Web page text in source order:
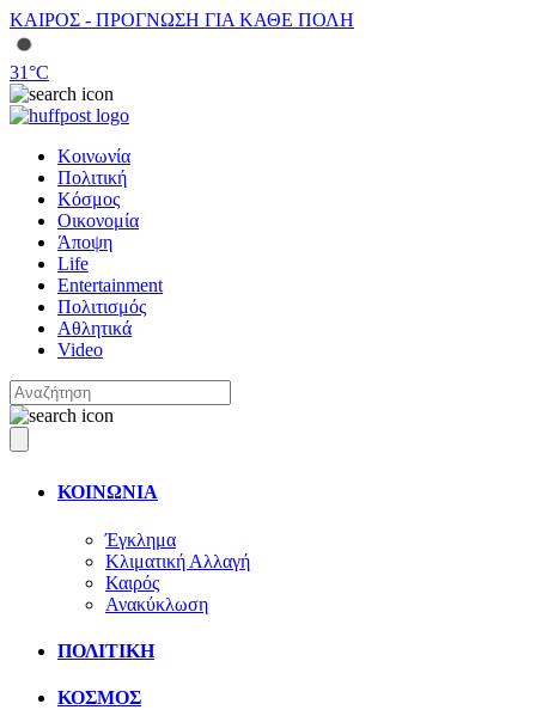
ΚΑΙΡΟΣ - ΠΡΟΓΝΩΣΗ ΓΙΑ ΚΑΘΕ ΠΟΛΗ
31°C
Κοινωνία
Πολιτική
Κόσμος
Οικονομία
Άποψη
Life
Entertainment
Πολιτισμός
Αθλητικά
Video
ΚΟΙΝΩΝΙΑ
Έγκλημα
Κλιματική Αλλαγή
Καιρός
Ανακύκλωση
ΠΟΛΙΤΙΚΗ
ΚΟΣΜΟΣ